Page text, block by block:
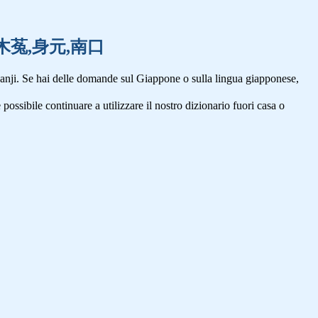
菟,身元,南口
Se hai delle domande sul Giappone o sulla lingua giapponese,
possibile continuare a utilizzare il nostro dizionario fuori casa o